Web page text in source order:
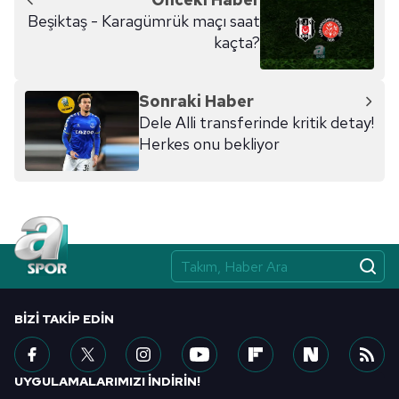
kullanılmaktadır. Diğer çerezler, sitemizin daha işlevsel
kılınması ve kişiselleştirilmesi ve sizlere yönelik
reklam/pazarlama faaliyetlerinin yapılması, amaçlarıyla
sınırlı olarak açık rızanız dahilinde kullanılacaktır.
Çerezlere ilişkin tercihlerinizi aşağıda yer alan panel
vasıtasıyla belirleyebilirsiniz. Çerezlere ilişkin detaylı bilgi
için Ayarlar butonuna tıklayabilir,
6698 sayılı Kişisel Verilerin Korunması Kanunu uyarınca
hazırlanmış Aydınlatma Metnimizi okumak ve sitemizde
ilgili mevzuata uygun olarak kullanılan çerezlerle ilgili bilgi
almak için lütfentıklayınız.
Beşiktaş - Karagümrük maçı saat
kaçta?
Sonraki Haber
Dele Alli transferinde kritik detay!
Herkes onu bekliyor
BIZI TAKIP EDIN
UYGULAMALARIMIZI İNDİRİN!